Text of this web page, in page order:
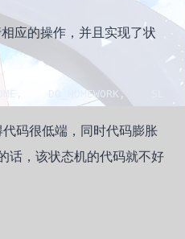
应的操作，并且实现了状
DO_HOMEWORK,
码很低端，同时代码膨胀
话，该状态机的代码就不好